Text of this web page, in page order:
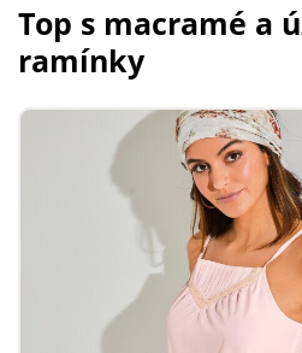
Top s macramé a
ramínky